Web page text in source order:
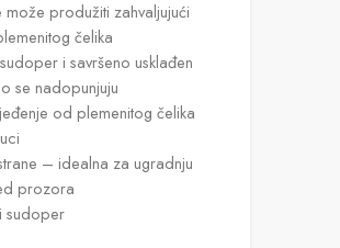
produžiti zahvaljujući
čelika
i savršeno usklađen
se nadopunjuju
od plemenitog čelika
– idealna za ugradnju
prozora
sudoper